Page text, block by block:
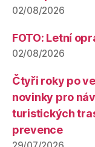
02/08/2026
FOTO: Letní
02/08/2026
Čtyři roky po
novinky pro
turistických
prevence